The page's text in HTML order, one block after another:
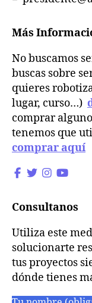
Más
No buscamos
buscas sobre
quieres
lugar, curso…)
comprar
tenemos que
comprar aquí
Consultanos
Utiliza este
solucionarte
tus proyectos
dónde tienes